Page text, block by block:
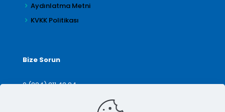
Aydınlatma Metni
KVKK Politikası
Bize Sorun
0 (224) 211 42 24